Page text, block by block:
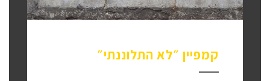
קמפיין ״לא התלוננתי״